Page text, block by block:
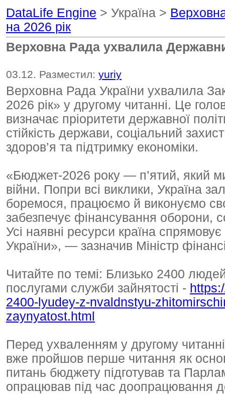
DataLife Engine > Україна >
на 2026 рік
Верховна Рада ухвалила
03.12. Разместил: yuriy
Верховна Рада України ухвалила
2026 рік» у другому читанні. Це
визначає пріоритети державної
стійкість держави, соціальний
здоров’я та підтримку економіки.
«Бюджет-2026 року — п’ятий, який
війни. Попри всі виклики, Україна
боремося, працюємо й виконуємо
забезпечує фінансування оборони,
Усі наявні ресурси країна
України», — зазначив Міністр
Читайте по темі: Близько 2400
послугами служби зайнятості -
2400-lyudey-z-nvaldnstyu-
zaynyatost.html
Перед ухваленням у другому
вже пройшов перше читання як
питань бюджету підготував та
опрацював під час доопрацювання